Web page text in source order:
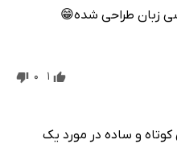
زبان طراحی شده😁
1
0
کوتاه و ساده در مورد یک